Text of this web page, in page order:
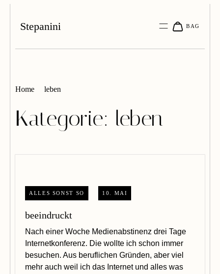
Stepanini
Home leben
Kategorie: leben
10. MAI
ALLES SONST SO
beeindruckt
Nach einer Woche Medienabstinenz drei Tage
Internetkonferenz. Die wollte ich schon immer
besuchen. Aus beruflichen Gründen, aber viel
mehr auch weil ich das Internet und alles was